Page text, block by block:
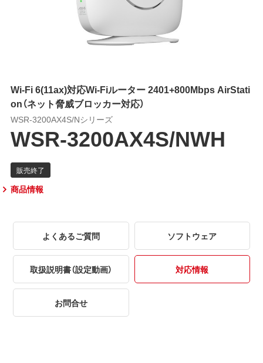
Wi-Fi 6(11ax)対応Wi-Fiルーター 2401+800Mbps AirStati
on（ネット脅威ブロッカー対応）
WSR-3200AX4S/Nシリーズ
WSR-3200AX4S/NWH
商品情報
よくあるご質問 ソフトウェア
取扱説明書（設定動画） 対応情報
お問合せ